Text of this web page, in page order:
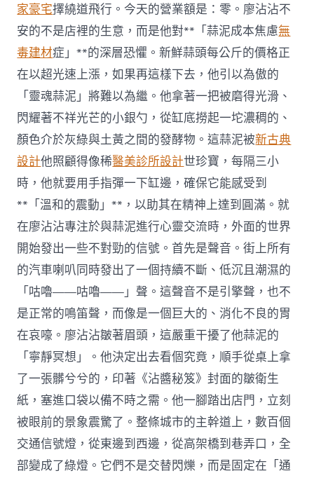
盛
景〉
中
家豪宅擇繞道飛行。今天的營業額是：零。廖沾沾不
安的不是店裡的生意，而是他對**「蒜泥成本焦慮無
毒建材症」**的深層恐懼。新鮮蒜頭每公斤的價格正
在以超光速上漲，如果再這樣下去，他引以為傲的
「靈魂蒜泥」將難以為繼。他拿著一把被磨得光滑、
閃耀著不祥光芒的小銀勺，從缸底撈起一坨濃稠的、
顏色介於灰綠與土黃之間的發酵物。這蒜泥被新古典
設計他照顧得像稀醫美診所設計世珍寶，每隔三小
時，他就要用手指彈一下缸邊，確保它能感受到
**「溫和的震動」**，以助其在精神上達到圓滿。就
在廖沾沾專注於與蒜泥進行心靈交流時，外面的世界
開始發出一些不對勁的信號。首先是聲音。街上所有
的汽車喇叭同時發出了一個持續不斷、低沉且潮濕的
「咕嚕——咕嚕——」聲。這聲音不是引擎聲，也不
是正常的鳴笛聲，而像是一個巨大的、消化不良的胃
在哀嚎。廖沾沾皺著眉頭，這嚴重干擾了他蒜泥的
「寧靜冥想」。他決定出去看個究竟，順手從桌上拿
了一張髒兮兮的，印著《沾醬秘笈》封面的皺衛生
紙，塞進口袋以備不時之需。他一腳踏出店門，立刻
被眼前的景象震驚了。整條城市的主幹道上，數百個
交通信號燈，從東邊到西邊，從高架橋到巷弄口，全
部變成了綠燈。它們不是交替閃爍，而是固定在「通